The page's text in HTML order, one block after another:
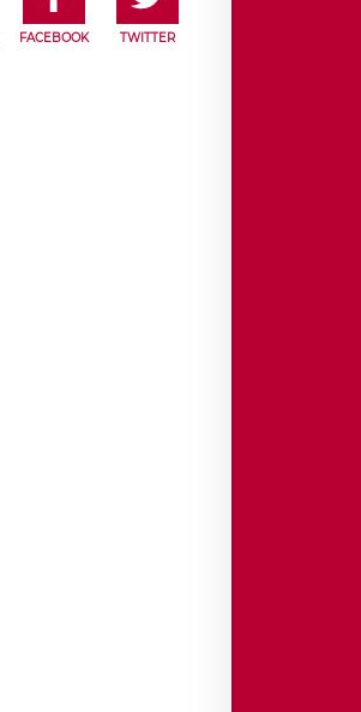
FACEBOOK TWITTER